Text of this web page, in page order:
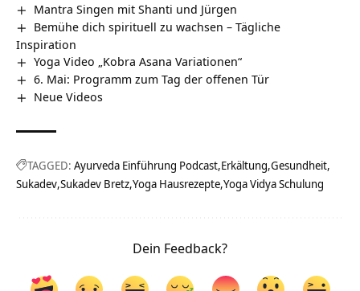
Mantra Singen mit Shanti und Jürgen
Bemühe dich spirituell zu wachsen – Tägliche
Inspiration
Yoga Video „Kobra Asana Variationen“
6. Mai: Programm zum Tag der offenen Tür
Neue Videos
TAGGED: Ayurveda Einführung Podcast Erkältung Gesundheit
Sukadev Sukadev Bretz Yoga Hausrezepte Yoga Vidya Schulung
Dein Feedback?